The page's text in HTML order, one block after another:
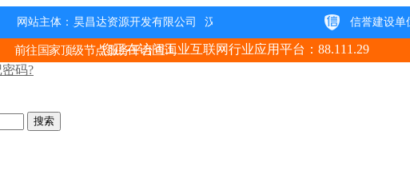
您正在访问工业互联网行业应用平台：88.111.29
前往国家顶级节点服务平台查询
码?